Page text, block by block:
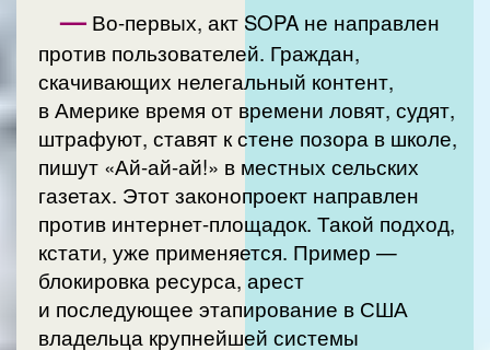
— Во-первых, акт SOPA не направлен
против пользователей. Граждан,
скачивающих нелегальный контент,
в Америке время от времени ловят, судят,
штрафуют, ставят к стене позора в школе,
пишут «Ай-ай-ай!» в местных сельских
газетах. Этот законопроект направлен
против интернет-площадок. Такой подход,
кстати, уже применяется. Пример —
блокировка ресурса, арест
и последующее этапирование в США
владельца крупнейшей системы